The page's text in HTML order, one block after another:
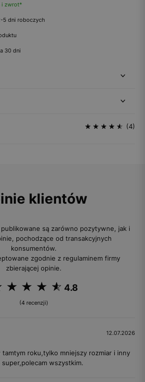
i zwrot*
5 dni roboczych
30 dni
(4)
klientów
są zarówno pozytywne, jak i
pochodzące od transakcyjnych
konsumentów.
zgodnie z regulaminem firmy
zbierającej opinie.
4.8
(4 recenzji)
12.07.2026
tamtym roku,tylko mniejszy rozmiar i inny
super,polecam wszystkim.